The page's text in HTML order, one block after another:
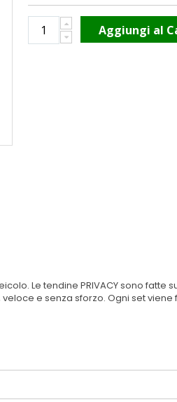
Aggiungi al
Le tendine PRIVACY sono fatte
e senza sforzo. Ogni set